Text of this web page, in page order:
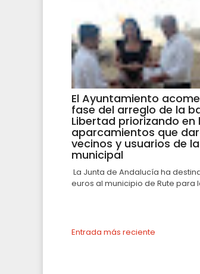
El Ayuntamiento
fase del arreglo de la
Libertad priorizando en
aparcamientos que
vecinos y usuarios de
municipal
La Junta de Andalucía ha
euros al municipio de Rute para
Entrada más reciente